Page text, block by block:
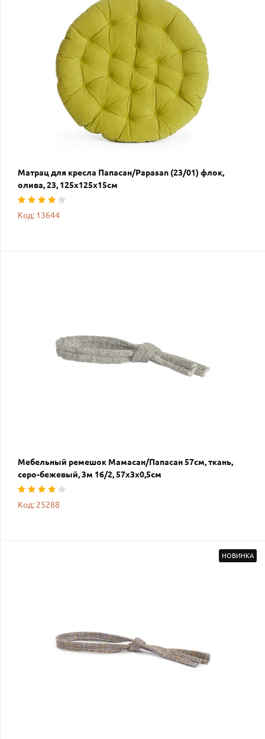
Матрац для кресла Папасан/Papasan (23/01) флок,
олива, 23, 125х125х15см
Код: 13644
Мебельный ремешок Мамасан/Папасан 57см, ткань,
серо-бежевый, 3м 16/2, 57х3х0,5см
Код: 25288
НОВИНКА